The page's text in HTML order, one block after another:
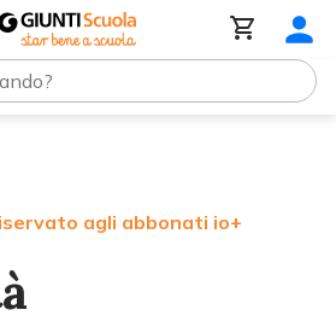
agli abbonati io+